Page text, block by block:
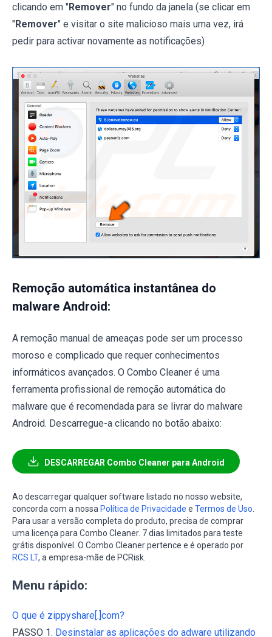
clicando em "Remover" no fundo da janela (se clicar em
"Remover" e visitar o site malicioso mais uma vez, irá
pedir para activar novamente as notificações)
Remoção automática instantânea do
malware Android:
A remoção manual de ameaças pode ser um processo
moroso e complicado que requer conhecimentos
informáticos avançados. O Combo Cleaner é uma
ferramenta profissional de remoção automática do
malware que é recomendada para se livrar do malware
Android. Descarregue-a clicando no botão abaixo:
DESCARREGAR Combo Cleaner para Android
Ao descarregar qualquer software listado no nosso website,
concorda com a nossa Política de Privacidade e Termos de Uso
Para usar a versão completa do produto, precisa de comprar
uma licença para Combo Cleaner. 7 dias limitados para teste
grátis disponível. O Combo Cleaner pertence e é operado por
RCS LT, a empresa-mãe de PCRisk.
Menu rápido:
O que é zippyshare[.]com?
PASSO 1. Desinstalar as aplicações do adware utilizando